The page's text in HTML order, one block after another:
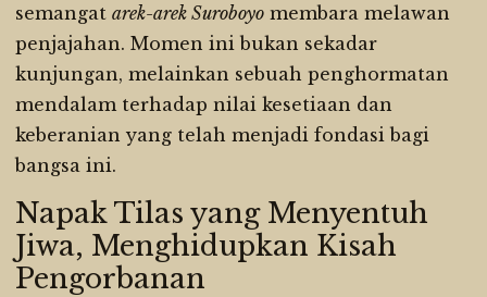
semangat arek-arek Suroboyo membara melawan
penjajahan. Momen ini bukan sekadar
kunjungan, melainkan sebuah penghormatan
mendalam terhadap nilai kesetiaan dan
keberanian yang telah menjadi fondasi bagi
bangsa ini.
Napak Tilas yang Menyentuh
Jiwa, Menghidupkan Kisah
Pengorbanan